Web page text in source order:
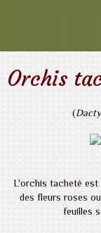
Orchis
(
L'orchis tacheté est
des fleurs roses
feuilles